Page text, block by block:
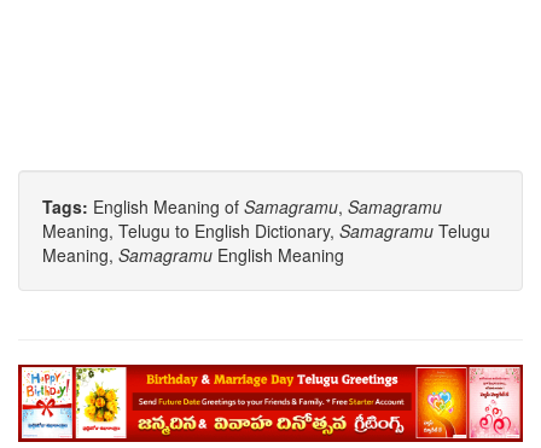
Tags: English Meaning of Samagramu, Samagramu
Meaning, Telugu to English Dictionary, Samagramu Telugu
Meaning, Samagramu English Meaning